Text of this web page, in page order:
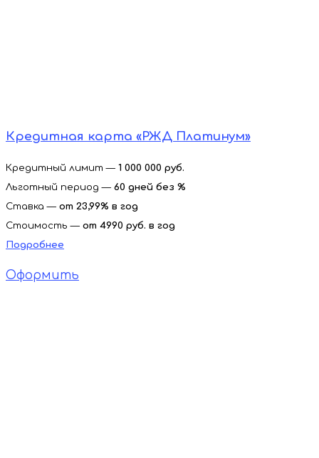
Кредитная карта «РЖД Платинум»
Кредитный лимит — 1 000 000 руб.
Льготный период — 60 дней без %
Ставка — от 23,99% в год
Стоимость — от 4990 руб. в год
Подробнее
Оформить